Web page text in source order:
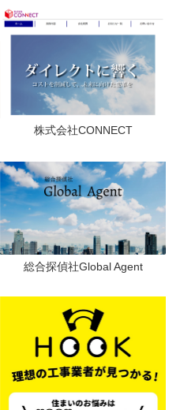
株式会社CONNECT
総合探偵社Global Agent